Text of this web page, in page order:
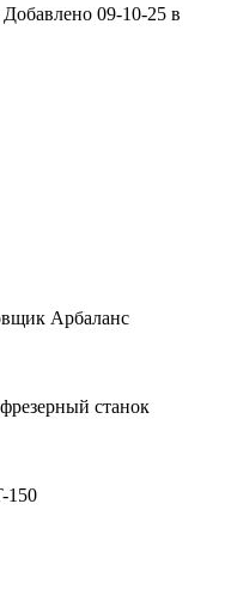
Добавлено 09-10-25 в
Арбаланс
станок
150